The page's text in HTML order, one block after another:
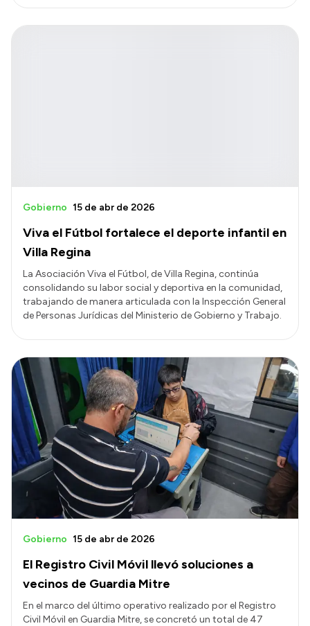
Viva el Fútbol fortalece el deporte infantil en
Villa Regina
Gobierno 15 de abr de 2026
La Asociación Viva el Fútbol, de Villa Regina, continúa
consolidando su labor social y deportiva en la comunidad,
trabajando de manera articulada con la Inspección General
de Personas Jurídicas del Ministerio de Gobierno y Trabajo.
El Registro Civil Móvil llevó soluciones a
vecinos de Guardia Mitre
Gobierno 15 de abr de 2026
En el marco del último operativo realizado por el Registro
Civil Móvil en Guardia Mitre, se concretó un total de 47